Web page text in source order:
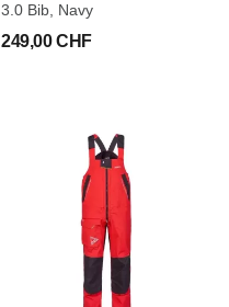
3.0 Bib, Navy
249,00 CHF